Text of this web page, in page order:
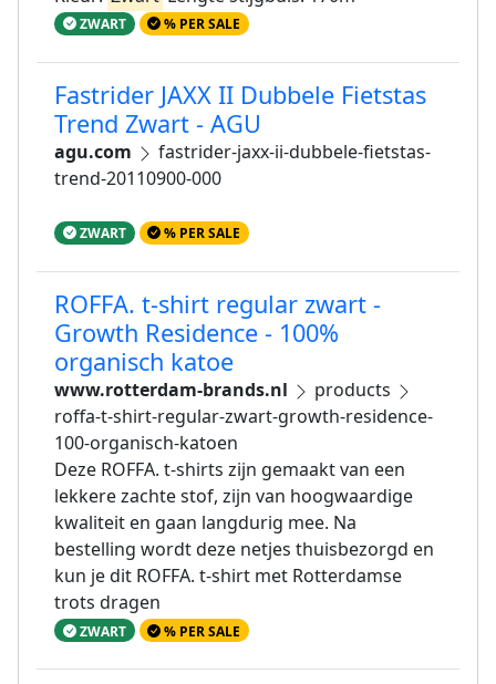
ZWART % PER SALE
Fastrider JAXX II Dubbele Fietstas
Trend Zwart - AGU
agu.com
fastrider-jaxx-ii-dubbele-fietstas-
trend-20110900-000
ZWART % PER SALE
ROFFA. t-shirt regular zwart -
Growth Residence - 100%
organisch katoe
www.rotterdam-brands.nl
products
roffa-t-shirt-regular-zwart-growth-residence-
100-organisch-katoen
Deze ROFFA. t-shirts zijn gemaakt van een
lekkere zachte stof, zijn van hoogwaardige
kwaliteit en gaan langdurig mee. Na
bestelling wordt deze netjes thuisbezorgd en
kun je dit ROFFA. t-shirt met Rotterdamse
trots dragen
ZWART % PER SALE